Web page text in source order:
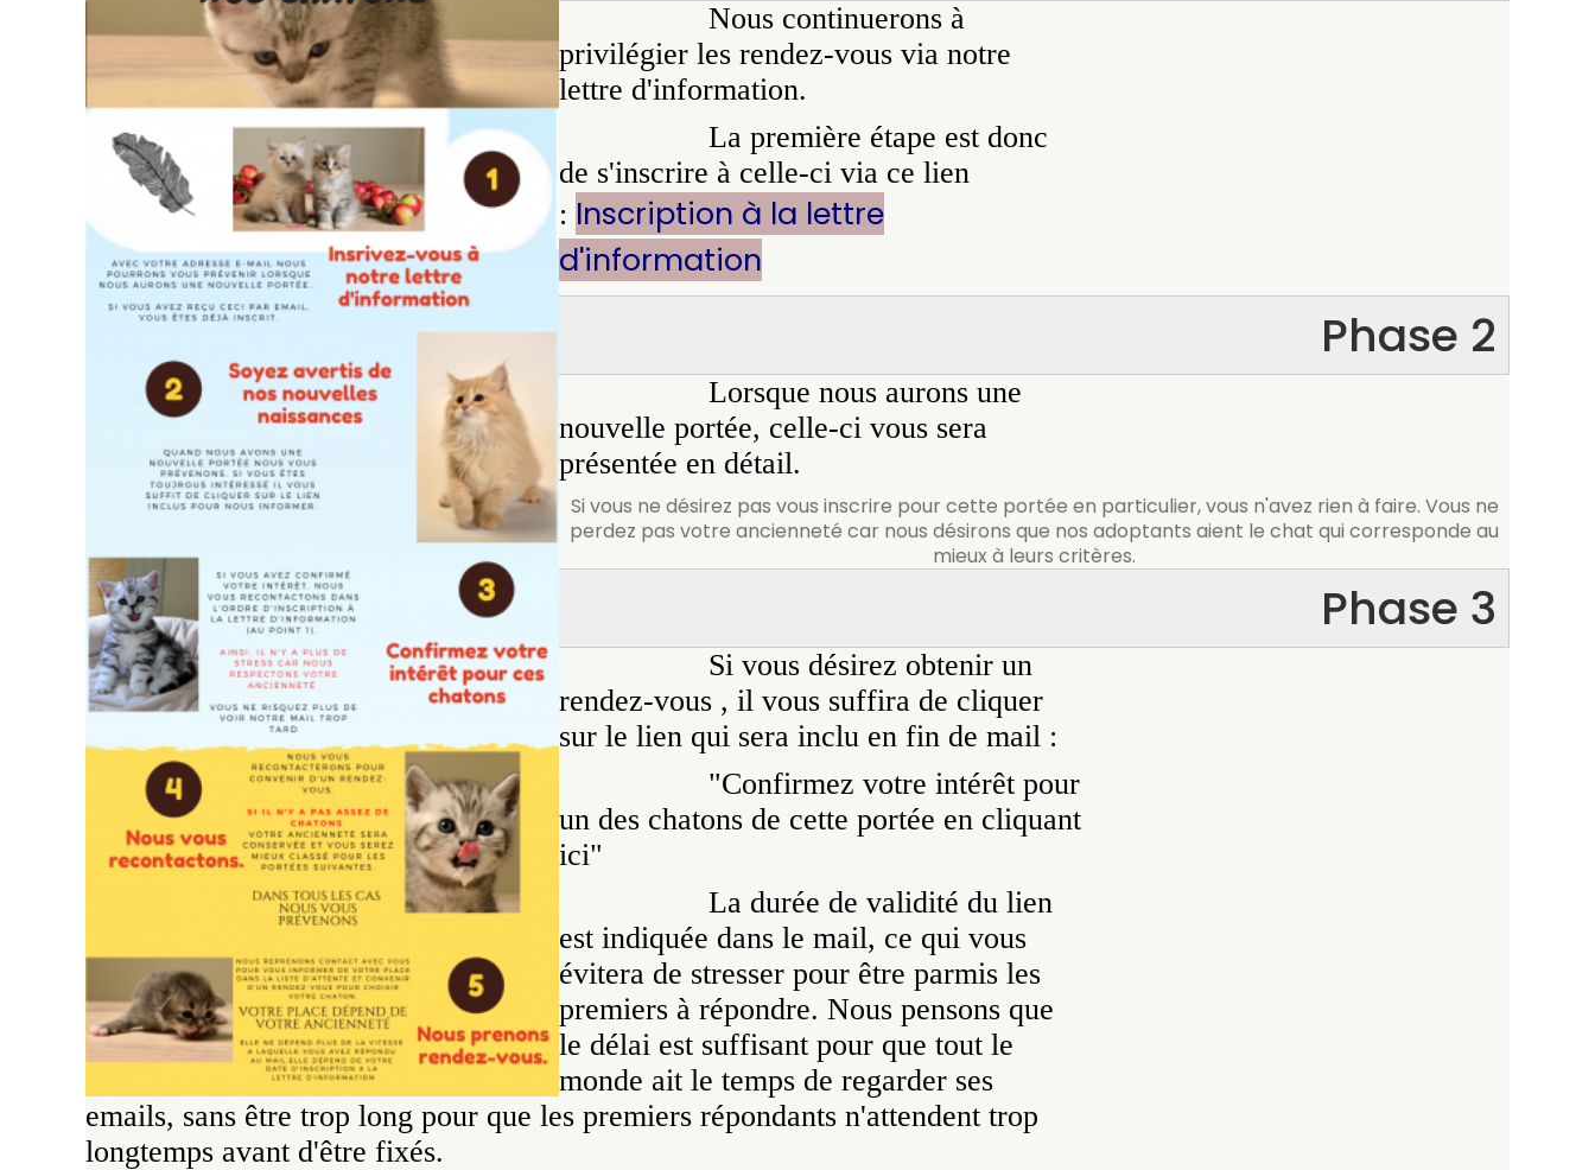
Nous continuerons à
privilégier les rendez-vous via notre
lettre d'information.
La première étape est donc
de s'inscrire à celle-ci via ce lien
: Inscription à la lettre
d'information
Phase 2
Lorsque nous aurons une
nouvelle portée, celle-ci vous sera
présentée en détail.
Si vous ne désirez pas vous inscrire pour cette portée en particulier, vous n'avez rien à faire. Vous ne
perdez pas votre ancienneté car nous désirons que nos adoptants aient le chat qui corresponde au
mieux à leurs critères.
Phase 3
Si vous désirez obtenir un
rendez-vous , il vous suffira de cliquer
sur le lien qui sera inclu en fin de mail :
"Confirmez votre intérêt pour
un des chatons de cette portée en cliquant
ici"
La durée de validité du lien
est indiquée dans le mail, ce qui vous
évitera de stresser pour être parmis les
premiers à répondre. Nous pensons que
le délai est suffisant pour que tout le
monde ait le temps de regarder ses
emails, sans être trop long pour que les premiers répondants n'attendent trop
longtemps avant d'être fixés.